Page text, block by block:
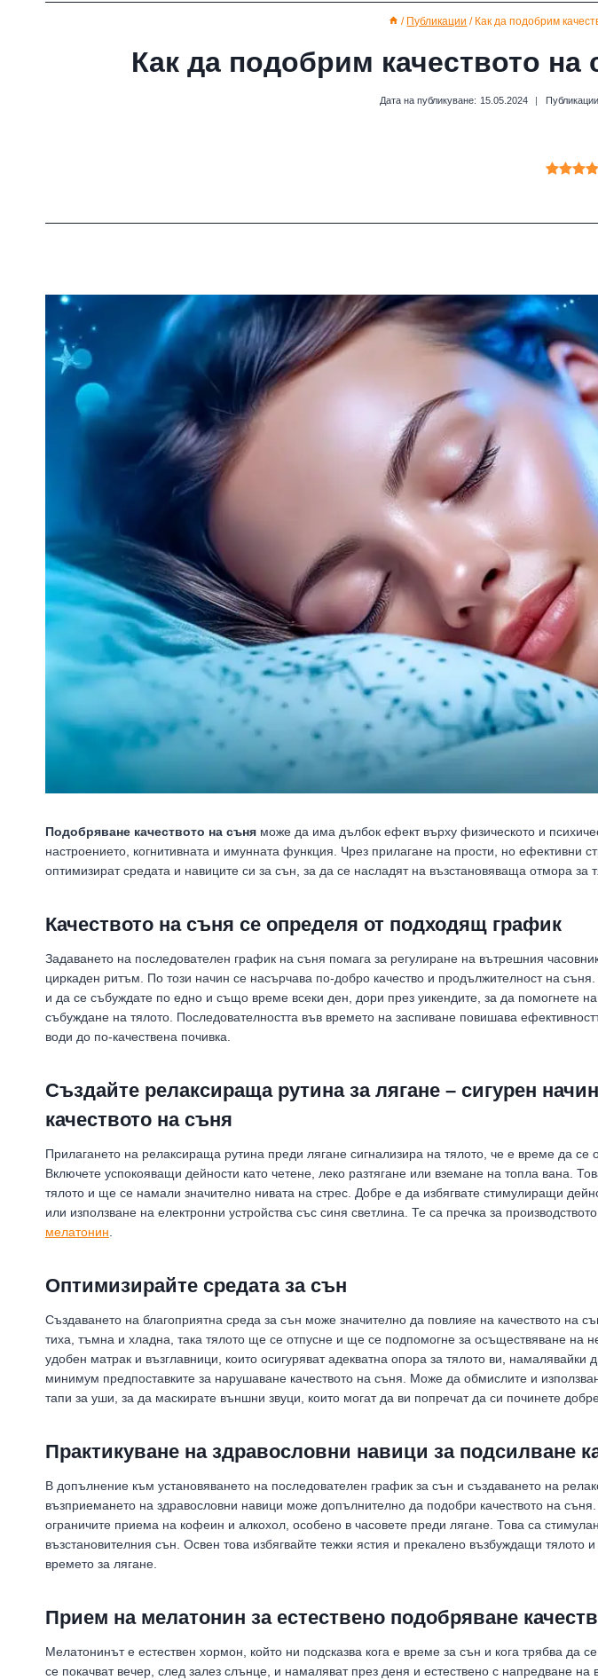
/ Публикации / Как да подобрим
Как да подобрим качеството на
Дата на публикуване: 15.05.2024 Публикации
Подобряване качеството на съня може да има дълбок ефект върху физическото и
настроението, когнитивната и имунната функция. Чрез прилагане на прости, но ефективни
оптимизират средата и навиците си за сън, за да се насладят на възстановяваща отмора за
Качеството на съня се определя от подходящ график
Задаването на последователен график на съня помага за регулиране на вътрешния
циркаден ритъм. По този начин се насърчава по-добро качество и продължителност на
и да се събуждате по едно и също време всеки ден, дори през уикендите, за да помогнете
събуждане на тялото. Последователността във времето на заспиване повишава
води до по-качествена почивка.
Създайте релаксираща рутина за лягане – сигурен
качеството на съня
Прилагането на релаксираща рутина преди лягане сигнализира на тялото, че е време да се
Включете успокояващи дейности като четене, леко разтягане или вземане на топла вана.
тялото и ще се намали значително нивата на стрес. Добре е да избягвате стимулиращи
или използване на електронни устройства със синя светлина. Те са пречка за
мелатонин
Оптимизирайте средата за сън
Създаването на благоприятна среда за сън може значително да повлияе на качеството на
тиха, тъмна и хладна, така тялото ще се отпусне и ще се подпомогне за осъществяване на
удобен матрак и възглавници, които осигуряват адекватна опора за тялото ви,
минимум предпоставките за нарушаване качеството на съня. Може да обмислите и
тапи за уши, за да маскирате външни звуци, които могат да ви попречат да си починете
Практикуване на здравословни навици за подсилване
В допълнение към установяването на последователен график за сън и създаването на
възприемането на здравословни навици може допълнително да подобри качеството на
ограничите приема на кофеин и алкохол, особено в часовете преди лягане. Това са
възстановителния сън. Освен това избягвайте тежки ястия и прекалено възбуждащи тялото
времето за лягане.
Прием на мелатонин за естествено подобряване
Мелатонинът е естествен хормон, който ни подсказва кога е време за сън и кога трябва да
се покачват вечер, след залез слънце, и намаляват през деня и естествено с напредване на